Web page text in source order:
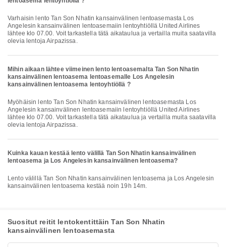
Varhaisin lento Tan Son Nhatin kansainvälinen lentoasemasta Los
Angelesin kansainvälinen lentoasemaiin lentoyhtiöllä United Airlines
lähtee klo 07.00. Voit tarkastella tätä aikataulua ja vertailla muita saatavilla
olevia lentoja Airpazissa.
Mihin aikaan lähtee viimeinen lento lentoasemalta Tan Son Nhatin
kansainvälinen lentoasema lentoasemalle Los Angelesin
kansainvälinen lentoasema lentoyhtiöllä ?
Myöhäisin lento Tan Son Nhatin kansainvälinen lentoasemasta Los
Angelesin kansainvälinen lentoasemaiin lentoyhtiöllä United Airlines
lähtee klo 07.00. Voit tarkastella tätä aikataulua ja vertailla muita saatavilla
olevia lentoja Airpazissa.
Kuinka kauan kestää lento välillä Tan Son Nhatin kansainvälinen
lentoasema ja Los Angelesin kansainvälinen lentoasema?
Lento välillä Tan Son Nhatin kansainvälinen lentoasema ja Los Angelesin
kansainvälinen lentoasema kestää noin 19h 14m.
Suositut reitit lentokentittäin Tan Son Nhatin
kansainvälinen lentoasemasta